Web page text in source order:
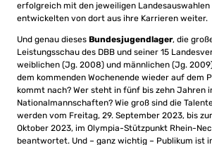
erfolgreich mit den jeweiligen Landesauswahlen
entwickelten von dort aus ihre Karrieren weiter.
Und genau dieses Bundesjugendlager, die
Leistungsschau des DBB und seiner 15
weiblichen (Jg. 2008) und männlichen (Jg.
dem kommenden Wochenende wieder auf dem
kommt nach? Wer steht in fünf bis zehn Jahren
Nationalmannschaften? Wie groß sind die
werden vom Freitag, 29. September 2023, bis
Oktober 2023, im Olympia-Stützpunkt Rhein-
beantwortet. Und – ganz wichtig – Publikum ist